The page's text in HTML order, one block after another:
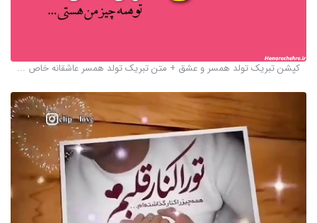
کپشن تبریک تولد همسر و عشق + متن تبریک تولد همسر عاشقانه خاص ...